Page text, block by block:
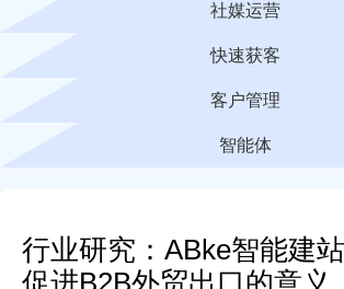
社媒运营
快速获客
客户管理
智能体
行业研究：ABke智能建
促进B2B外贸出口的意义